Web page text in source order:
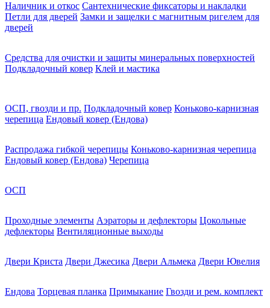
Наличник и откос Сантехнические фиксаторы и накладки
Петли для дверей Замки и защелки с магнитным ригелем для
дверей
Средства для очистки и защиты минеральных поверхностей
Подкладочный ковер Клей и мастика
ОСП, гвозди и пр. Подкладочный ковер Коньково-карнизная
черепица Ендовый ковер (Ендова)
Распродажа гибкой черепицы Коньково-карнизная черепица
Ендовый ковер (Ендова) Черепица
ОСП
Проходные элементы Аэраторы и дефлекторы Цокольные
дефлекторы Вентиляционные выходы
Двери Криста Двери Джесика Двери Альмека Двери Ювелия
Ендова Торцевая планка Примыкание Гвозди и рем. комплект